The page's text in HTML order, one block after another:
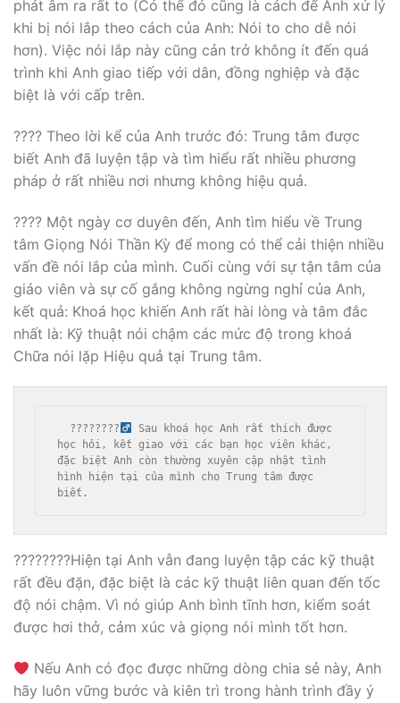
phát âm ra rất to (Có thể đó cũng là cách để Anh xử lý
khi bị nói lắp theo cách của Anh: Nói to cho dễ nói
hơn). Việc nói lắp này cũng cản trở không ít đến quá
trình khi Anh giao tiếp với dân, đồng nghiệp và đặc
biệt là với cấp trên.
???? Theo lời kể của Anh trước đó: Trung tâm được
biết Anh đã luyện tập và tìm hiểu rất nhiều phương
pháp ở rất nhiều nơi nhưng không hiệu quả.
???? Một ngày cơ duyên đến, Anh tìm hiểu về Trung
tâm Giọng Nói Thần Kỳ để mong có thể cải thiện nhiều
vấn đề nói lắp của mình. Cuối cùng với sự tận tâm của
giáo viên và sự cố gắng không ngừng nghỉ của Anh,
kết quả: Khoá học khiến Anh rất hài lòng và tâm đắc
nhất là: Kỹ thuật nói chậm các mức độ trong khoá
Chữa nói lặp Hiệu quả tại Trung tâm.
  ????????‍
Sau khoá học Anh rất thích được
học hỏi, kết giao với các bạn học viên khác,
đặc biệt Anh còn thường xuyên cập nhật tình
hình hiện tại của mình cho Trung tâm được
biết.
????????Hiện tại Anh vẫn đang luyện tập các kỹ thuật
rất đều đặn, đặc biệt là các kỹ thuật liên quan đến tốc
độ nói chậm. Vì nó giúp Anh bình tĩnh hơn, kiểm soát
được hơi thở, cảm xúc và giọng nói mình tốt hơn.
Nếu Anh có đọc được những dòng chia sẻ này, Anh
hãy luôn vững bước và kiên trì trong hành trình đầy ý